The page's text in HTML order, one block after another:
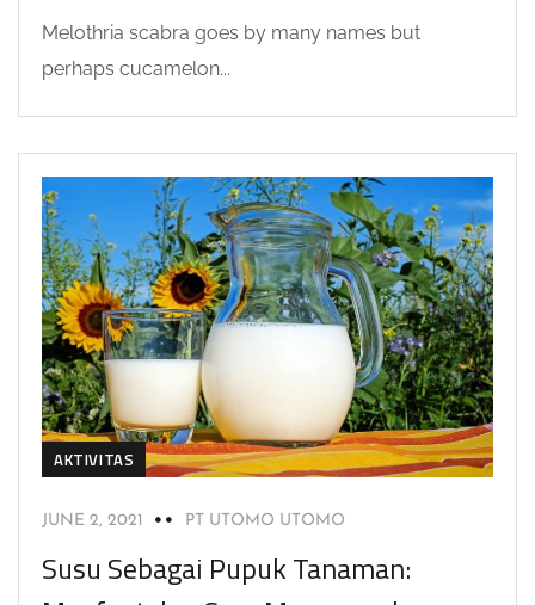
Melothria scabra goes by many names but
perhaps cucamelon...
AKTIVITAS
JUNE 2, 2021 PT UTOMO UTOMO
Susu Sebagai Pupuk Tanaman: